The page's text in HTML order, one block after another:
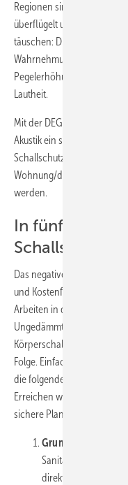
Regionen sind die
überflügelt und die Ruhe
täuschen: Diese paar dB(A)
Wahrnehmung tatsächlich
Pegelerhöhung um 3 dB(A)
Lautheit.
Mit der DEGA Empfehlung
Akustik ein stark
Schallschutzklassen an. Mit
Wohnung/das Gebäude –
werden.
In fünf
Schallschutz
Das negative Image von
und Kostenfaktor verleitet
Arbeiten in diesem Bereich
Ungedämmte Leitungen,
Körperschallkontakte zur
Folge. Einfach umzusetzen
die folgenden fünf
Erreichen werkvertraglicher
sichere Planung und
Grundrisse und
Sanitärräume Wand
direkt unter oder